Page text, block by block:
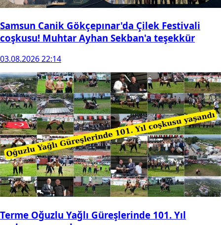
Samsun Canik Gökçepınar'da Çilek Festivali
coşkusu! Muhtar Ayhan Sekban'a teşekkür
03.08.2026 22:14
Terme Oğuzlu Yağlı Güreşlerinde 101. Yıl